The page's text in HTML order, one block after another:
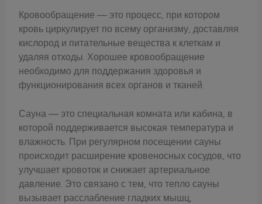
Кровообращение — это процесс, при котором
кровь циркулирует по всему организму, доставляя
кислород и питательные вещества к клеткам и
удаляя отходы. Хорошее кровообращение
необходимо для поддержания здоровья и
функционирования всех органов и тканей.
Сауна — это специальная комната или кабина, в
которой поддерживается высокая температура и
влажность. При регулярном посещении сауны
происходит расширение кровеносных сосудов, что
улучшает кровоток и снижает артериальное
давление. Это связано с тем, что тепло сауны
вызывает расслабление гладких мышц,